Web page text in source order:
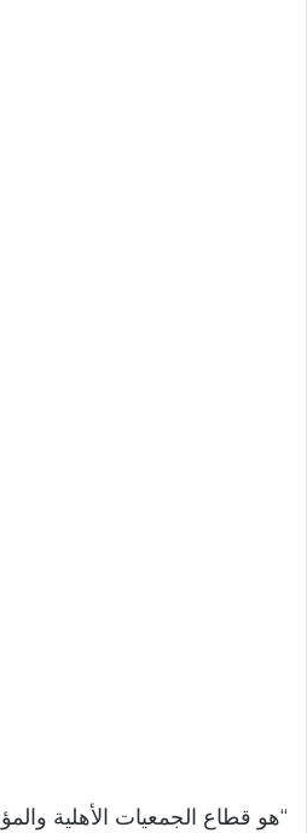
“هو قطاع الجمعيات الأهلية